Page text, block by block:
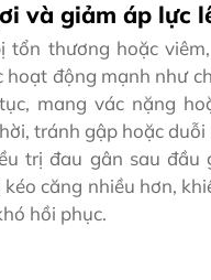
và giảm áp lực
tổn thương hoặc
hoạt động mạnh như
mang vác nặng
tránh gập hoặc duỗi
trị đau gân sau đầu
căng nhiều hơn,
hồi phục.